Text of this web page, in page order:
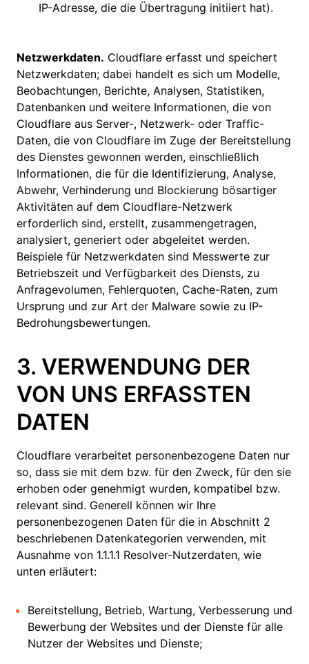
IP-Adresse, die die Übertragung initiiert hat).
Netzwerkdaten. Cloudflare erfasst und speichert
Netzwerkdaten; dabei handelt es sich um Modelle,
Beobachtungen, Berichte, Analysen, Statistiken,
Datenbanken und weitere Informationen, die von
Cloudflare aus Server-, Netzwerk- oder Traffic-
Daten, die von Cloudflare im Zuge der Bereitstellung
des Dienstes gewonnen werden, einschließlich
Informationen, die für die Identifizierung, Analyse,
Abwehr, Verhinderung und Blockierung bösartiger
Aktivitäten auf dem Cloudflare-Netzwerk
erforderlich sind, erstellt, zusammengetragen,
analysiert, generiert oder abgeleitet werden.
Beispiele für Netzwerkdaten sind Messwerte zur
Betriebszeit und Verfügbarkeit des Diensts, zu
Anfragevolumen, Fehlerquoten, Cache-Raten, zum
Ursprung und zur Art der Malware sowie zu IP-
Bedrohungsbewertungen.
3. VERWENDUNG DER
VON UNS ERFASSTEN
DATEN
Cloudflare verarbeitet personenbezogene Daten nur
so, dass sie mit dem bzw. für den Zweck, für den sie
erhoben oder genehmigt wurden, kompatibel bzw.
relevant sind. Generell können wir Ihre
personenbezogenen Daten für die in Abschnitt 2
beschriebenen Datenkategorien verwenden, mit
Ausnahme von 1.1.1.1 Resolver-Nutzerdaten, wie
unten erläutert:
Bereitstellung, Betrieb, Wartung, Verbesserung und
Bewerbung der Websites und der Dienste für alle
Nutzer der Websites und Dienste;